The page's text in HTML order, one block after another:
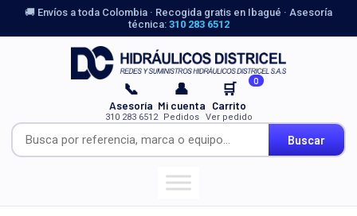
🚚 Envíos a toda Colombia · Recogida gratis en Ibagué · Asesoría
técnica: 310 283 6512
Buscar
📞
Asesoría
310 283 6512
👤
Mi cuenta
Pedidos
🛒 0
Carrito
Ver pedido